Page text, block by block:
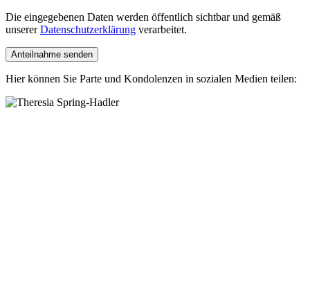
Die eingegebenen Daten werden öffentlich sichtbar und gemäß
unsererDatenschutzerklärung verarbeitet.
Hier können Sie Parte und Kondolenzen in sozialen Medien teilen: